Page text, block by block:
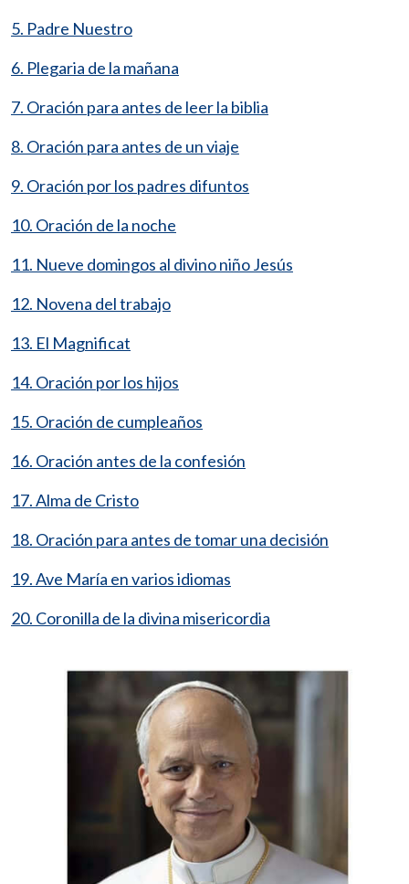
5. Padre Nuestro
6. Plegaria de la mañana
7. Oración para antes de leer la biblia
8. Oración para antes de un viaje
9. Oración por los padres difuntos
10. Oración de la noche
11. Nueve domingos al divino niño Jesús
12. Novena del trabajo
13. El Magnificat
14. Oración por los hijos
15. Oración de cumpleaños
16. Oración antes de la confesión
17. Alma de Cristo
18. Oración para antes de tomar una decisión
19. Ave María en varios idiomas
20. Coronilla de la divina misericordia